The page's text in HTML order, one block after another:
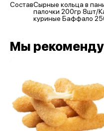
СоставСырные кольца в
палочки 200гр 8шт/
куриные Баффало
Мы